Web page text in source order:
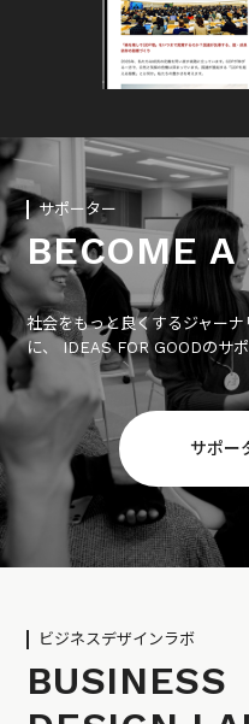
サポーター
BECOME A
社会をもっと良くするジャー
に、 IDEAS FOR GOODのサ
サポー
ビジネスデザインラボ
BUSINESS